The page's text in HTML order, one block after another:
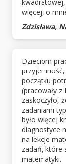
więcej, o
Zdzisława,
Dzieciom
przyjemność,
początku
(pracowały z
zaskoczyło,
zadaniami
było więcej
diagnostyce
na lekcje
zadań, które
matematyki.